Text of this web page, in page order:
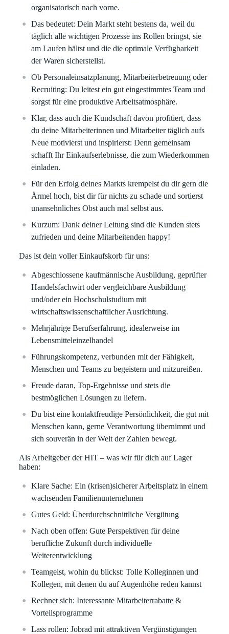
organisatorisch nach vorne.
Das bedeutet: Dein Markt steht bestens da, weil du
täglich alle wichtigen Prozesse ins Rollen bringst, sie
am Laufen hältst und die die optimale Verfügbarkeit
der Waren sicherstellst.
Ob Personaleinsatzplanung, Mitarbeiterbetreuung oder
Recruiting: Du leitest ein gut eingestimmtes Team und
sorgst für eine produktive Arbeitsatmosphäre.
Klar, dass auch die Kundschaft davon profitiert, dass
du deine Mitarbeiterinnen und Mitarbeiter täglich aufs
Neue motivierst und inspirierst: Denn gemeinsam
schafft Ihr Einkaufserlebnisse, die zum Wiederkommen
einladen.
Für den Erfolg deines Markts krempelst du dir gern die
Ärmel hoch, bist dir für nichts zu schade und sortierst
unansehnliches Obst auch mal selbst aus.
Kurzum: Dank deiner Leitung sind die Kunden stets
zufrieden und deine Mitarbeitenden happy!
Das ist dein voller Einkaufskorb für uns:
Abgeschlossene kaufmännische Ausbildung, geprüfter
Handelsfachwirt oder vergleichbare Ausbildung
und/oder ein Hochschulstudium mit
wirtschaftswissenschaftlicher Ausrichtung.
Mehrjährige Berufserfahrung, idealerweise im
Lebensmitteleinzelhandel
Führungskompetenz, verbunden mit der Fähigkeit,
Menschen und Teams zu begeistern und mitzureißen.
Freude daran, Top-Ergebnisse und stets die
bestmöglichen Lösungen zu liefern.
Du bist eine kontaktfreudige Persönlichkeit, die gut mit
Menschen kann, gerne Verantwortung übernimmt und
sich souverän in der Welt der Zahlen bewegt.
Als Arbeitgeber der HIT – was wir für dich auf Lager
haben:
Klare Sache: Ein (krisen)sicherer Arbeitsplatz in einem
wachsenden Familienunternehmen
Gutes Geld: Überdurchschnittliche Vergütung
Nach oben offen: Gute Perspektiven für deine
berufliche Zukunft durch individuelle
Weiterentwicklung
Teamgeist, wohin du blickst: Tolle Kolleginnen und
Kollegen, mit denen du auf Augenhöhe reden kannst
Rechnet sich: Interessante Mitarbeiterrabatte &
Vorteilsprogramme
Lass rollen: Jobrad mit attraktiven Vergünstigungen